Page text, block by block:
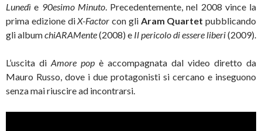
Lunedì e 90esimo Minuto. Precedentemente, nel 2008 vince la
prima edizione di X-Factor con gli Aram Quartet pubblicando
gli albumchiARAMente(2008) e Il pericolo di essere liberi(2009).
L’uscita di Amore pop è accompagnata dal video diretto da
Mauro Russo, dove i due protagonisti si cercano e inseguono
senza mai riuscire ad incontrarsi.